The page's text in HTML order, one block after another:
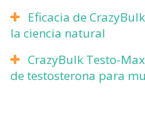
Eficacia de
la ciencia natural
CrazyBulk Testo-
de testosterona para